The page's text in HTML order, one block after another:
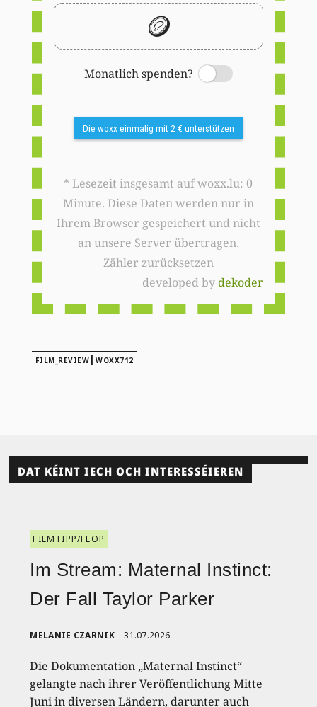
🪙
Monatlich spenden?
Switch
Die woxx einmalig mit 2 € unterstützen
* Lesezeit insgesamt auf woxx.lu: 0
Minute. Diese Daten werden nur in
Ihrem Browser gespeichert und nicht
an unsere Server übertragen.
Zähler zurücksetzen
developed bydekoder
FILM_REVIEW |WOXX712
DAT KÉINT IECH OCH INTERESSÉIEREN
FILMTIPP/FLOP
Im Stream: Maternal Instinct:
Der Fall Taylor Parker
MELANIE CZARNIK 31.07.2026
Die Dokumentation „Maternal Instinct“
gelangte nach ihrer Veröffentlichung Mitte
Juni in diversen Ländern, darunter auch